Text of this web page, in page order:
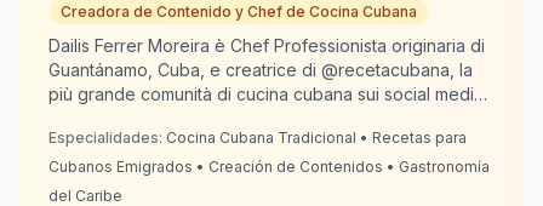
Creadora de Contenido y Chef de Cocina Cubana
Dailis Ferrer Moreira è Chef Professionista originaria di
Guantánamo, Cuba, e creatrice di @recetacubana, la
più grande comunità di cucina cubana sui social media
risiede dal 2020, si dedica a mantenere viva la
tradizione culinaria cubana per gli emigrati di tutto il
mondo. Con 13 anni di esperienza in cucina, Dailis
Especialidades: Cocina Cubana Tradicional • Recetas para
Cubanos Emigrados • Creación de Contenidos • Gastronomía
del Caribe